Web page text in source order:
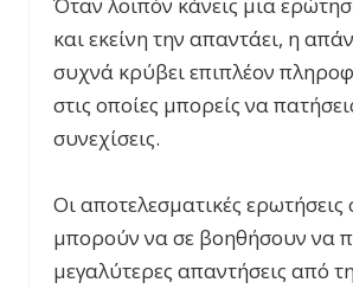
Όταν λοιπόν κάνεις μια
και εκείνη την απαντάει, η
συχνά κρύβει επιπλέον
στις οποίες μπορείς να
συνεχίσεις.
Οι αποτελεσματικές ερωτήσεις
μπορούν να σε βοηθήσουν να
μεγαλύτερες απαντήσεις από